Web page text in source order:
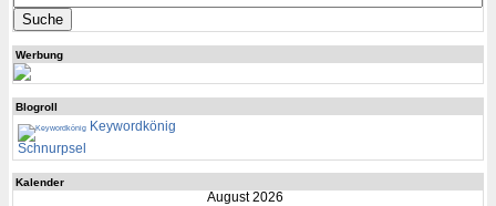
Werbung
Blogroll
Keywordkönig
Schnurpsel
Kalender
August 2026